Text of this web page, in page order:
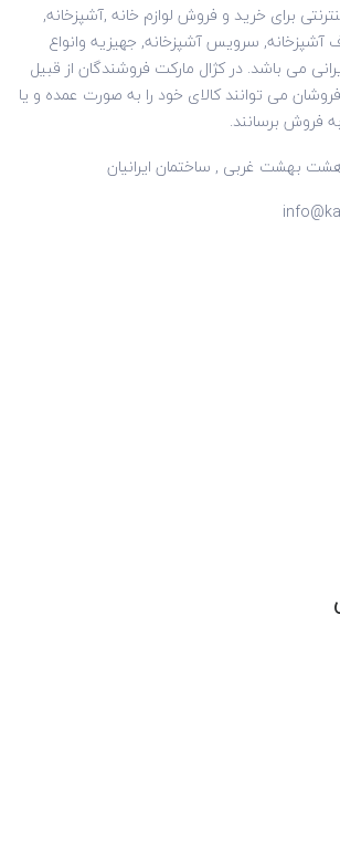
برای خرید و فروش لوازم خانه ,آشپزخانه,
آشپزخانه, سرویس آشپزخانه, جهیزیه وانواع
می باشد. در کژال مارکت فروشندگان از قبیل
می توانند کالای خود را به صورت عمده و یا
فروش برسانند.
هشت بهشت غربی , ساختمان ایرانیان